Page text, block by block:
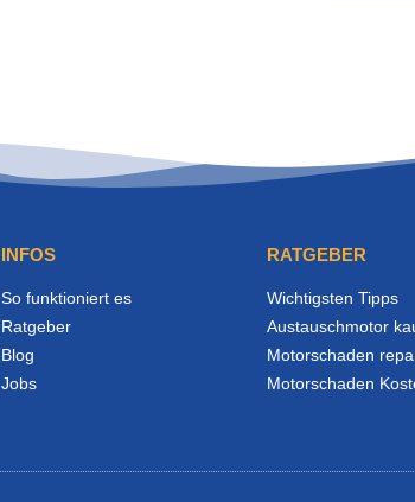
INFOS
So funktioniert es
Ratgeber
Blog
Jobs
RATGEBER
Wichtigsten Tipps
Austauschmotor
Motorschaden
Motorschaden